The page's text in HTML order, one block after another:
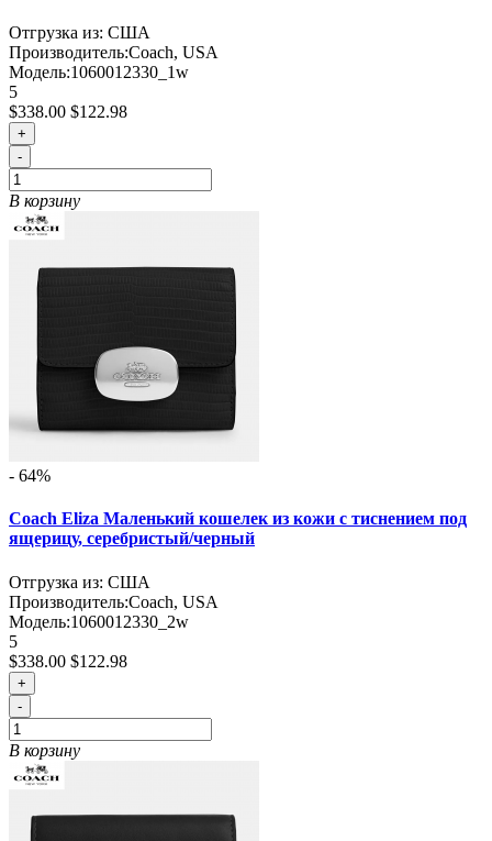
Отгрузка из: США
Производитель:Coach, USA
Модель:1060012330_1w
5
$338.00 $122.98
+
-
В корзину
- 64%
Coach Eliza Маленький кошелек из кожи с тиснением под
ящерицу, серебристый/черный
Отгрузка из: США
Производитель:Coach, USA
Модель:1060012330_2w
5
$338.00 $122.98
+
-
В корзину